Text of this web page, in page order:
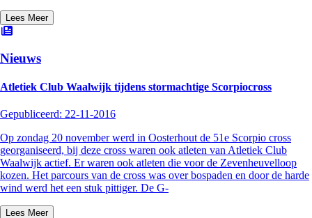
Lees Meer
Nieuws
Atletiek Club Waalwijk tijdens stormachtige Scorpiocross
Gepubliceerd: 22-11-2016
Op zondag 20 november werd in Oosterhout de 51e Scorpio cross
georganiseerd, bij deze cross waren ook atleten van Atletiek Club
Waalwijk actief. Er waren ook atleten die voor de Zevenheuvelloop
kozen. Het parcours van de cross was over bospaden en door de harde
wind werd het een stuk pittiger. De G-
Lees Meer